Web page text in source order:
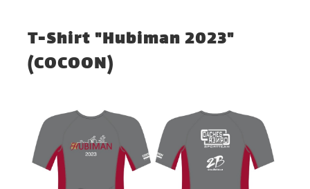
T-Shirt "Hubiman 2023"
(COCOON)